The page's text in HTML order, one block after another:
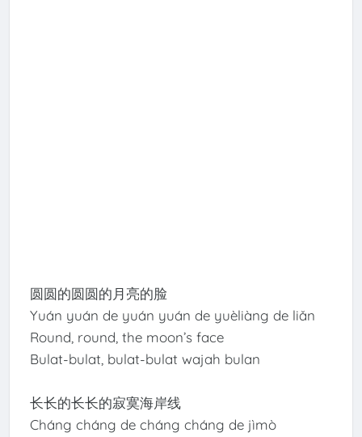
圆圆的圆圆的月亮的脸
Yuán yuán de yuán yuán de yuèliàng de liǎn
Round, round, the moon’s face
Bulat-bulat, bulat-bulat wajah bulan
长长的长长的寂寞海岸线
Cháng cháng de cháng cháng de jìmò